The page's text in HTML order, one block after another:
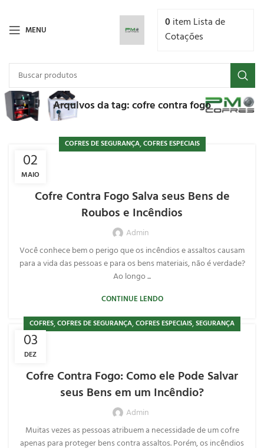
MENU 0 item Lista de
Cotações
Arquivos da tag: cofre contra fogo
02
MAIO
COFRES DE SEGURANÇA,COFRES ESPECIAIS
Cofre Contra Fogo Salva seus Bens de
Roubos e Incêndios
Admin
Você conhece bem o perigo que os incêndios e assaltos causam
para a vida das pessoas e para os bens materiais, não é verdade?
Ao longo ...
CONTINUE LENDO
03
DEZ
COFRES,COFRES DE SEGURANÇA,COFRES ESPECIAIS,SEGURANÇA
Cofre Contra Fogo: Como ele Pode Salvar
seus Bens em um Incêndio?
Admin
Muitas vezes as pessoas atribuem a necessidade de um cofre
apenas para proteger bens contra assaltos. Porém, os incêndios